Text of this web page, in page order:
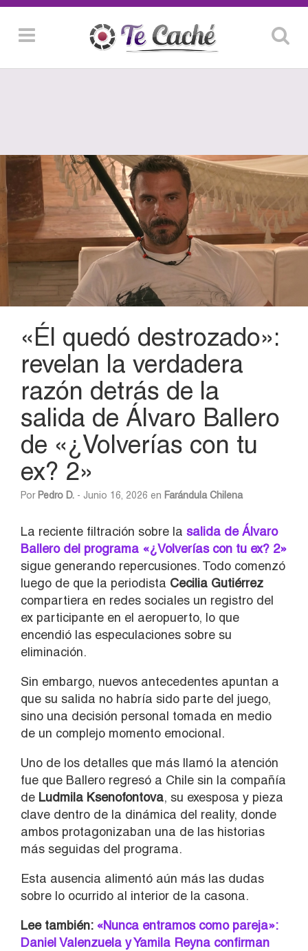
«Él quedó destrozado»:
revelan la verdadera
razón detrás de la
salida de Álvaro Ballero
de «¿Volverías con tu
ex? 2»
Por Pedro D. - Junio 16, 2026 en Farándula Chilena
La reciente filtración sobre la salida deÁlvaro
Ballerodel programa «¿Volverías con tu ex? 2»
sigue generando repercusiones. Todo comenzó
luego de que la periodista Cecilia Gutiérrez
compartiera en redes sociales un registro del
ex participante en el aeropuerto, lo que
encendió las especulaciones sobre su
eliminación.
Sin embargo, nuevos antecedentes apuntan a
que su salida no habría sido parte del juego,
sino una decisión personal tomada en medio
de un complejo momento emocional.
Uno de los detalles que más llamó la atención
fue que Ballero regresó a Chile sin la compañía
de Ludmila Ksenofontova, su exesposa y pieza
clave dentro de la dinámica del reality, donde
ambos protagonizaban una de las historias
más seguidas del programa.
Esta ausencia alimentó aún más las dudas
sobre lo ocurrido al interior de la casona.
Lee también: «Nunca entramos como pareja»:
Daniel Valenzuela y Yamila Reyna confirman